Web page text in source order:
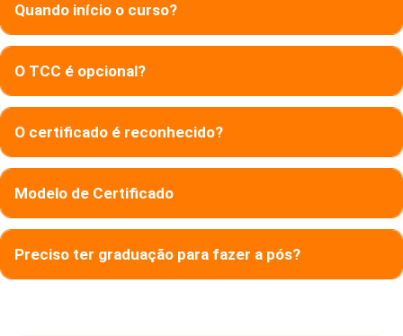
Quando início o curso?
O TCC é opcional?
O certificado é reconhecido?
Modelo de Certificado
Preciso ter graduação para fazer a pós?